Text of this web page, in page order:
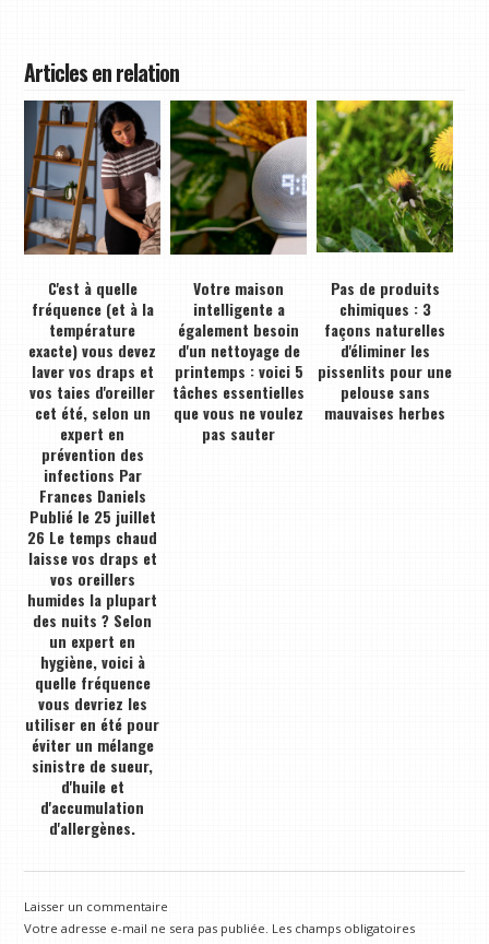
Articles en relation
C'est à quelle
fréquence (et à la
température
exacte) vous devez
laver vos draps et
vos taies d'oreiller
cet été, selon un
expert en
prévention des
infections Par
Frances Daniels
Publié le 25 juillet
26 Le temps chaud
laisse vos draps et
vos oreillers
humides la plupart
des nuits ? Selon
un expert en
hygiène, voici à
quelle fréquence
vous devriez les
utiliser en été pour
éviter un mélange
sinistre de sueur,
d'huile et
d'accumulation
d'allergènes.
Votre maison
intelligente a
également besoin
d'un nettoyage de
printemps : voici 5
tâches essentielles
que vous ne voulez
pas sauter
Pas de produits
chimiques : 3
façons naturelles
d'éliminer les
pissenlits pour une
pelouse sans
mauvaises herbes
Laisser un commentaire
Votre adresse e-mail ne sera pas publiée. Les champs obligatoires